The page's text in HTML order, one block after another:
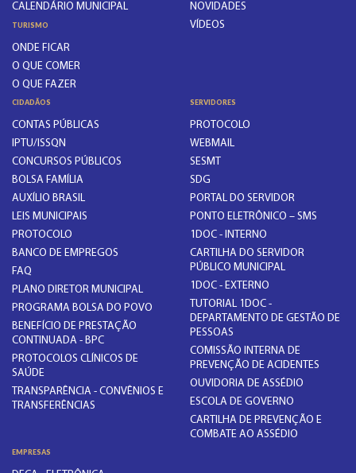
CALENDÁRIO MUNICIPAL
TURISMO
ONDE FICAR
O QUE COMER
O QUE FAZER
NOVIDADES
VÍDEOS
CIDADÃOS
CONTAS PÚBLICAS
IPTU/ISSQN
CONCURSOS PÚBLICOS
BOLSA FAMÍLIA
AUXÍLIO BRASIL
LEIS MUNICIPAIS
PROTOCOLO
BANCO DE EMPREGOS
FAQ
PLANO DIRETOR MUNICIPAL
PROGRAMA BOLSA DO POVO
BENEFÍCIO DE PRESTAÇÃO
CONTINUADA - BPC
PROTOCOLOS CLÍNICOS DE
SAÚDE
TRANSPARÊNCIA - CONVÊNIOS E
TRANSFERÊNCIAS
SERVIDORES
PROTOCOLO
WEBMAIL
SESMT
SDG
PORTAL DO SERVIDOR
PONTO ELETRÔNICO – SMS
1DOC - INTERNO
CARTILHA DO SERVIDOR
PÚBLICO MUNICIPAL
1DOC - EXTERNO
TUTORIAL 1DOC -
DEPARTAMENTO DE GESTÃO DE
PESSOAS
COMISSÃO INTERNA DE
PREVENÇÃO DE ACIDENTES
OUVIDORIA DE ASSÉDIO
ESCOLA DE GOVERNO
CARTILHA DE PREVENÇÃO E
COMBATE AO ASSÉDIO
EMPRESAS